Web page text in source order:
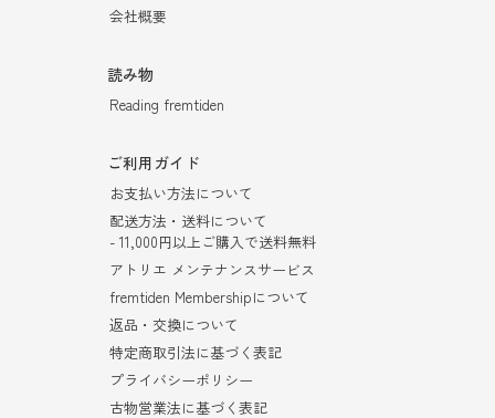
会社概要
読み物
Reading fremtiden
ご利用ガイド
お支払い方法について
配送方法・送料について
- 11,000円以上ご購入で送料無料
アトリエ メンテナンスサービス
fremtiden Membershipについて
返品・交換について
特定商取引法に基づく表記
プライバシーポリシー
古物営業法に基づく表記